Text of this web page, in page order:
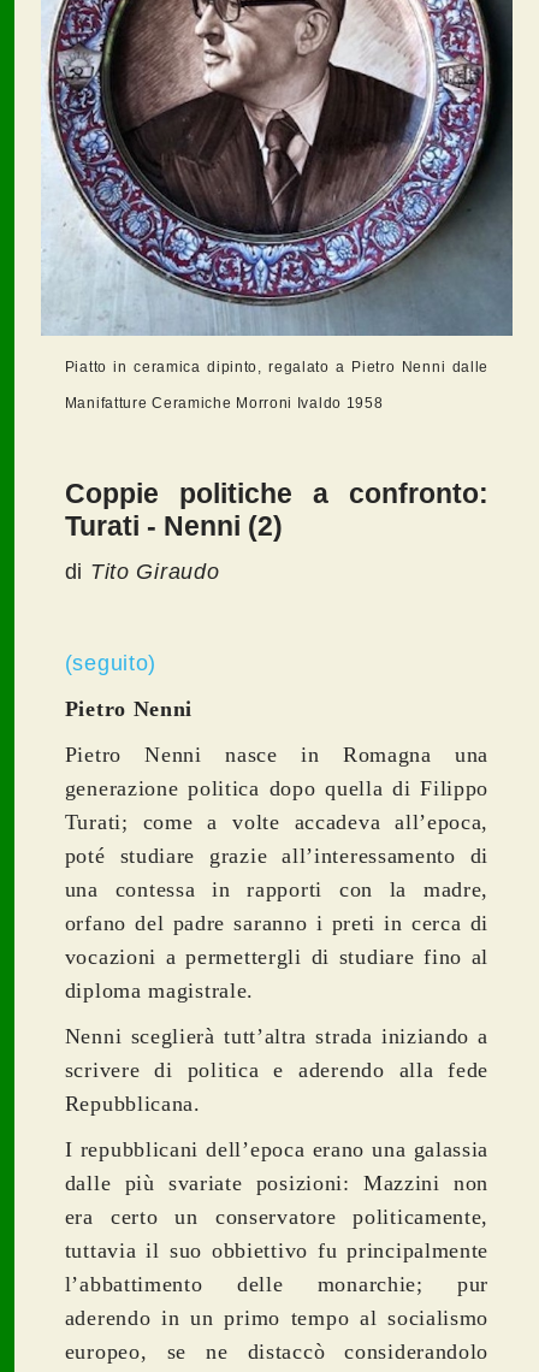
Piatto in ceramica dipinto, regalato a Pietro Nenni dalle
Manifatture Ceramiche Morroni Ivaldo 1958
Coppie politiche a confronto:
Turati - Nenni (2)
di Tito Giraudo
(seguito)
Pietro Nenni
Pietro Nenni nasce in Romagna una
generazione politica dopo quella di Filippo
Turati; come a volte accadeva all’epoca,
poté studiare grazie all’interessamento di
una contessa in rapporti con la madre,
orfano del padre saranno i preti in cerca di
vocazioni a permettergli di studiare fino al
diploma magistrale.
Nenni sceglierà tutt’altra strada iniziando a
scrivere di politica e aderendo alla fede
Repubblicana.
I repubblicani dell’epoca erano una galassia
dalle più svariate posizioni: Mazzini non
era certo un conservatore politicamente,
tuttavia il suo obbiettivo fu principalmente
l’abbattimento delle monarchie; pur
aderendo in un primo tempo al socialismo
europeo, se ne distaccò considerandolo